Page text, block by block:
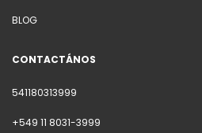
BLOG
CONTACTÁNOS
541180313999
+549 11 8031-3999